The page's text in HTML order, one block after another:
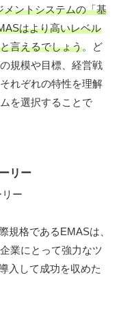
メントシステムの「基
はより高いレベル
言えるでしょう。ど
規模や目標、経営戦
れぞれの特性を理解
を選択することで
リー
規格であるEMASは、
業にとって強力なツ
入して成功を収めた